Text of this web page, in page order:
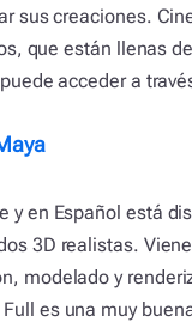
sus creaciones.
que están llenas
acceder a
y en Español está
3D realistas.
modelado y
es una muy